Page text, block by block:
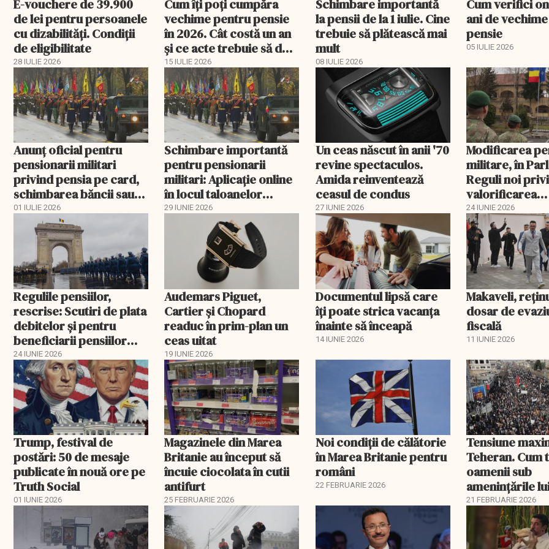
E-vouchere de 39.900
de lei pentru persoanele
cu dizabilități. Condiții
de eligibilitate
28 IULIE 2026
Cum îți poți cumpăra
vechime pentru pensie
în 2026. Cât costă un an
și ce acte trebuie să duci
la Casa de Pensii
15 IULIE 2026
Schimbare importantă
la pensii de la 1 iulie. Cine
trebuie să plătească mai
mult
08 IULIE 2026
Cum verifici
ani de
pensie
05 IULIE 2026
Anunţ oficial pentru
pensionarii militari
privind pensia pe card,
schimbarea băncii sau
revenirea la plata prin
Poşta Română
01 IULIE 2026
Schimbare importantă
pentru pensionarii
militari: Aplicaţie online
în locul taloanelor
tipărite
29 IUNIE 2026
Un ceas născut în anii '70
revine spectaculos.
Amida reinventează
ceasul de condus
27 IUNIE 2026
Modificarea
militare, în
Reguli noi
valorificarea
perioadelor
de cotizare
24 IUNIE 2026
Regulile pensiilor,
rescrise: Scutiri de plata
debitelor și pentru
beneficiarii pensiilor
militare
24 IUNIE 2026
Audemars Piguet,
Cartier și Chopard
readuc în prim-plan un
ceas uitat
19 IUNIE 2026
Documentul lipsă care
îți poate strica vacanța
înainte să înceapă
14 IUNIE 2026
Makaveli,
dosar de
fiscală
11 IUNIE 2026
Trump, festival de
postări: 50 de mesaje
publicate în nouă ore pe
Truth Social
01 IUNIE 2026
Magazinele din Marea
Britanie au început să
încuie ciocolata în cutii
antifurt
25 FEBRUARIE 2026
Noi condiții de călătorie
în Marea Britanie pentru
români
22 FEBRUARIE 2026
Tensiune
Teheran. Cum
oamenii sub
amenințările
21 FEBRUARIE 2026